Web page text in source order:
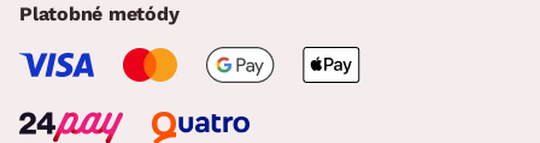
Platobné metódy